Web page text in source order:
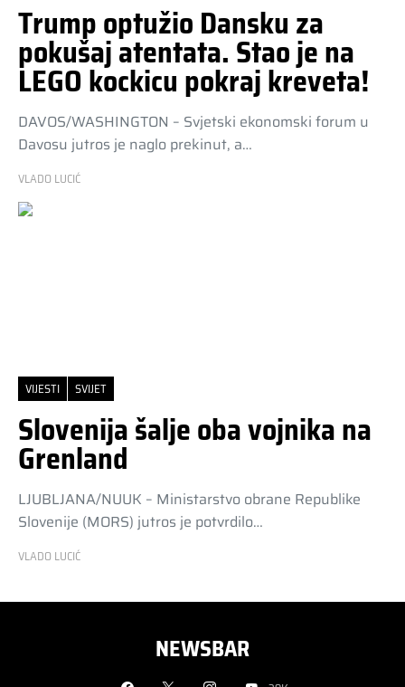
Trump optužio Dansku za
pokušaj atentata. Stao je na
LEGO kockicu pokraj kreveta!
DAVOS/WASHINGTON – Svjetski ekonomski forum u
Davosu jutros je naglo prekinut, a…
VLADO LUCIĆ
VIJESTI SVIJET
Slovenija šalje oba vojnika na
Grenland
LJUBLJANA/NUUK – Ministarstvo obrane Republike
Slovenije (MORS) jutros je potvrdilo…
VLADO LUCIĆ
NEWSBAR